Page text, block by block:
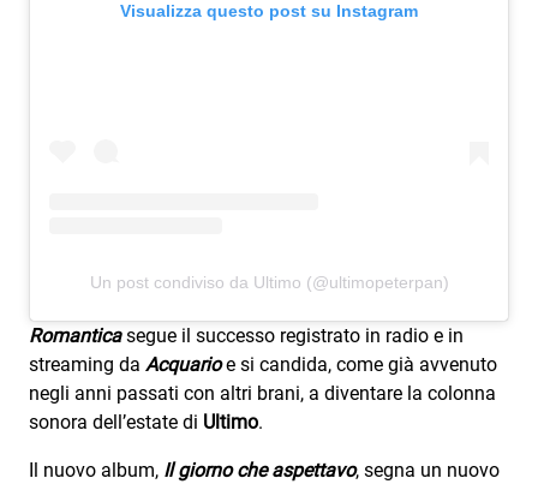
Visualizza questo post su Instagram
Un post condiviso da Ultimo (@ultimopeterpan)
Romanticasegue il successo registrato in radio e in
streaming da Acquarioe si candida, come già avvenuto
negli anni passati con altri brani, a diventare la colonna
sonora dell’estate di Ultimo.
Il nuovo album, Il giorno che aspettavo, segna un nuovo